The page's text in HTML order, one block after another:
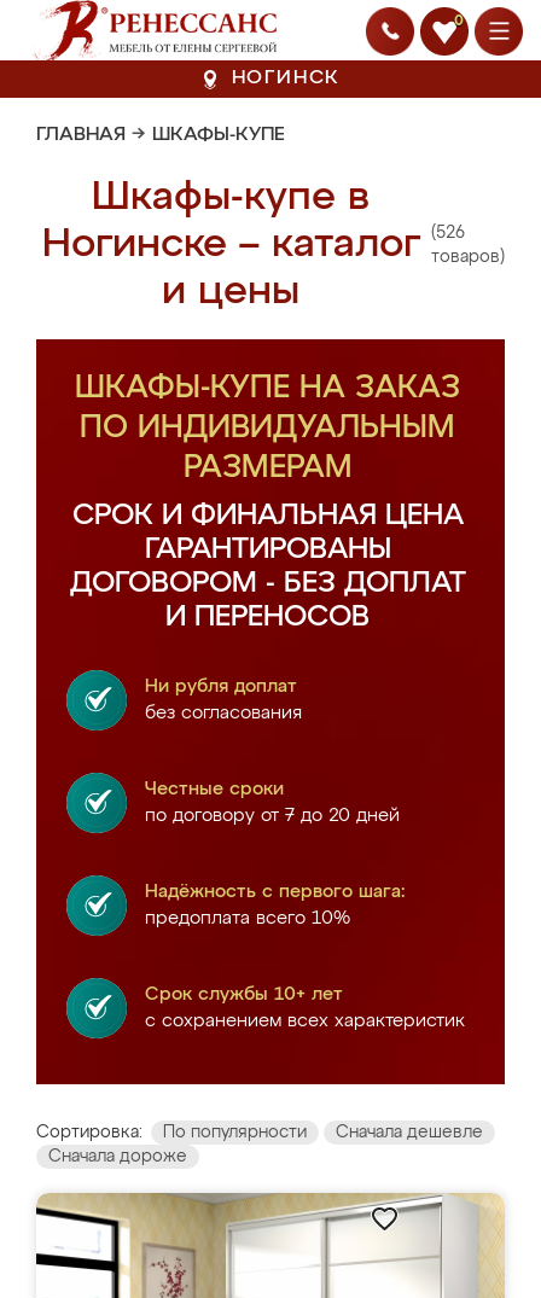
0
НОГИНСК
ГЛАВНАЯ → ШКАФЫ-КУПЕ
Шкафы-купе в
Ногинске – каталог
и цены
(526
товаров)
ШКАФЫ-КУПЕ НА ЗАКАЗ
ПО ИНДИВИДУАЛЬНЫМ
РАЗМЕРАМ
СРОК И ФИНАЛЬНАЯ ЦЕНА
ГАРАНТИРОВАНЫ
ДОГОВОРОМ - БЕЗ ДОПЛАТ
И ПЕРЕНОСОВ
Ни рубля доплат
без согласования
Честные сроки
по договору от 7 до 20 дней
Надёжность с первого шага:
предоплата всего 10%
Срок службы 10+ лет
с сохранением всех характеристик
Сортировка: По популярности
Сначала дешевле
Сначала дороже